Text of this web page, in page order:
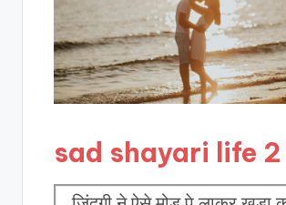
sad shayari life